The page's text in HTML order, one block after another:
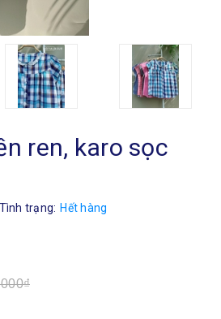
ren, karo sọc
Tình trạng: Hết hàng